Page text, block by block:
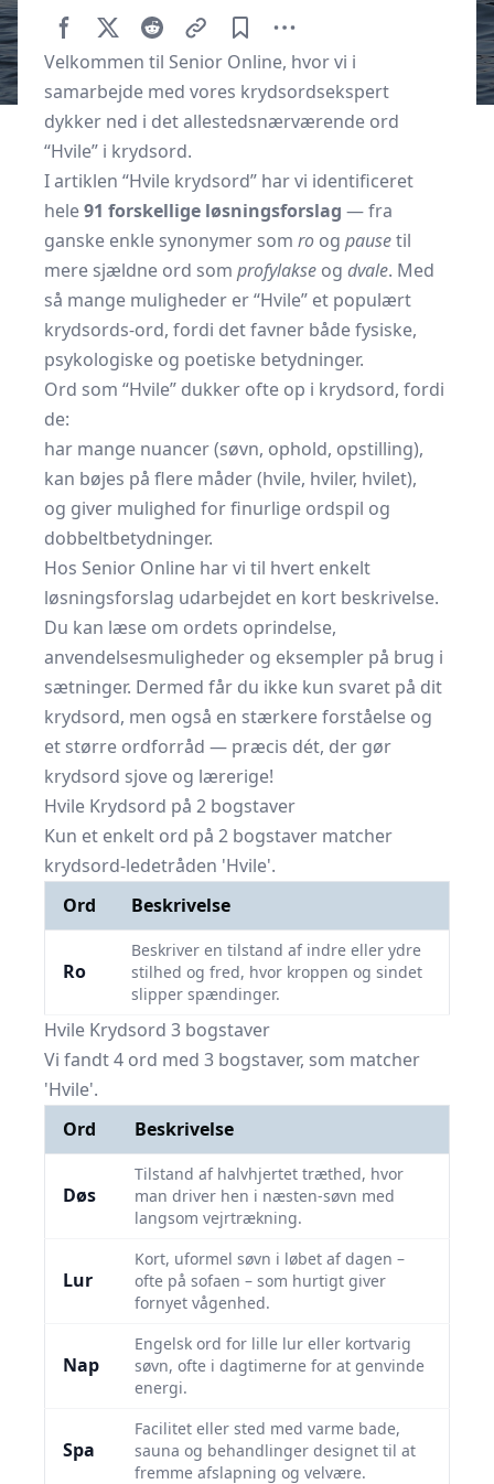
Velkommen til Senior Online, hvor vi i
samarbejde med vores krydsordsekspert
dykker ned i det allestedsnærværende ord
“Hvile” i krydsord.
I artiklen “Hvile krydsord” har vi identificeret
hele91 forskellige løsningsforslag — fra
ganske enkle synonymer som ro og pausetil
mere sjældne ord som profylakse og dvale. Med
så mange muligheder er “Hvile” et populært
krydsords-ord, fordi det favner både fysiske,
psykologiske og poetiske betydninger.
Ord som “Hvile” dukker ofte op i krydsord, fordi
de:
har mange nuancer (søvn, ophold, opstilling),
kan bøjes på flere måder (hvile, hviler, hvilet),
og giver mulighed for finurlige ordspil og
dobbeltbetydninger.
Hos Senior Online har vi til hvert enkelt
løsningsforslag udarbejdet en kort beskrivelse.
Du kan læse om ordets oprindelse,
anvendelsesmuligheder og eksempler på brug i
sætninger. Dermed får du ikke kun svaret på dit
krydsord, men også en stærkere forståelse og
et større ordforråd — præcis dét, der gør
krydsord sjove og lærerige!
Hvile Krydsord på 2 bogstaver
Kun et enkelt ord på 2 bogstaver matcher
krydsord-ledetråden 'Hvile'.
Ord
Beskrivelse
Ro
Beskriver en tilstand af indre eller ydre
stilhed og fred, hvor kroppen og sindet
slipper spændinger.
Hvile Krydsord 3 bogstaver
Vi fandt 4 ord med 3 bogstaver, som matcher
'Hvile'.
Ord
Beskrivelse
Døs
Tilstand af halvhjertet træthed, hvor
man driver hen i næsten-søvn med
langsom vejrtrækning.
Lur
Kort, uformel søvn i løbet af dagen –
ofte på sofaen – som hurtigt giver
fornyet vågenhed.
Nap
Engelsk ord for lille lur eller kortvarig
søvn, ofte i dagtimerne for at genvinde
energi.
Spa
Facilitet eller sted med varme bade,
sauna og behandlinger designet til at
fremme afslapning og velvære.